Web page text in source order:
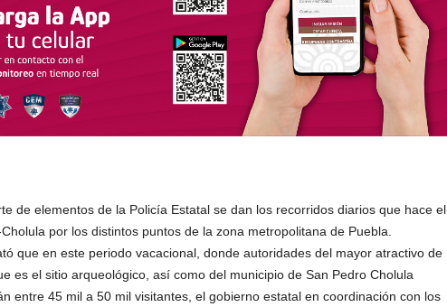
de elementos de la Policía Estatal se dan los recorridos diarios que hace el
por los distintos puntos de la zona metropolitana de Puebla.
que en este periodo vacacional, donde autoridades del mayor atractivo de
es el sitio arqueológico, así como del municipio de San Pedro Cholula
entre 45 mil a 50 mil visitantes, el gobierno estatal en coordinación con los